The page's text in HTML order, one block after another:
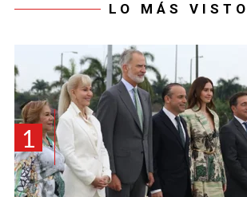
LO MÁS VISTO
1